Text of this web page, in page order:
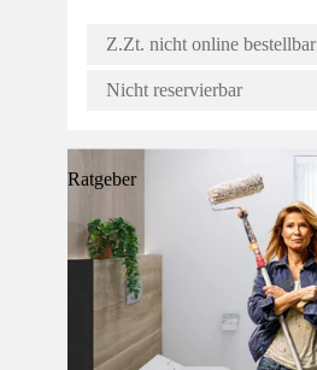
Z.Zt. nicht online bestellbar
Nicht reservierbar
Ratgeber